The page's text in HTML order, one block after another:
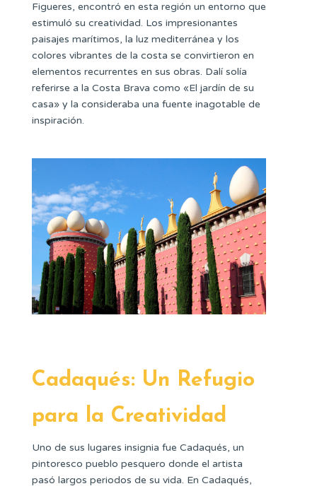
Figueres, encontró en esta región un entorno que
estimuló su creatividad. Los impresionantes
paisajes marítimos, la luz mediterránea y los
colores vibrantes de la costa se convirtieron en
elementos recurrentes en sus obras. Dalí solía
referirse a la Costa Brava como «El jardín de su
casa» y la consideraba una fuente inagotable de
inspiración.
Cadaqués: Un Refugio
para la Creatividad
Uno de sus lugares insignia fue Cadaqués, un
pintoresco pueblo pesquero donde el artista
pasó largos periodos de su vida. En Cadaqués,